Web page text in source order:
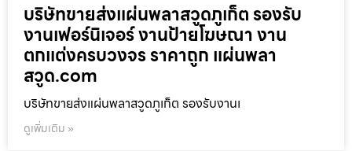
บริษัทขายส่งแผ่นพลาสวูดภูเก็ต รองรับ
งานเฟอร์นิเจอร์ งานป้ายโฆษณา งาน
ตกแต่งครบวงจร ราคาถูก แผ่นพลา
สวูด.com
บริษัทขายส่งแผ่นพลาสวูดภูเก็ต รองรับงานเ
ดูเพิ่มเติม »